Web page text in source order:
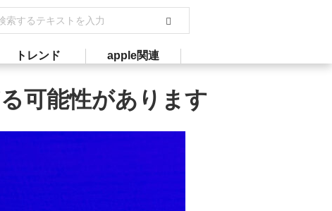
トレンド apple関連
可能性があります